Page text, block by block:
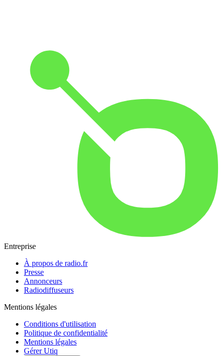
Entreprise
À propos de radio.fr
Presse
Annonceurs
Radiodiffuseurs
Mentions légales
Conditions d'utilisation
Politique de confidentialité
Mentions légales
Gérer Utiq